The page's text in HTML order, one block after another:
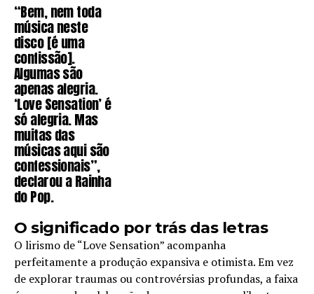
“Bem, nem toda
música neste
disco [é uma
confissão].
Algumas são
apenas alegria.
‘Love Sensation’ é
só alegria. Mas
muitas das
músicas aqui são
confessionais”,
declarou a Rainha
do Pop.
O significado por trás das letras
O lirismo de “Love Sensation” acompanha
perfeitamente a produção expansiva e otimista. Em vez
de explorar traumas ou controvérsias profundas, a faixa